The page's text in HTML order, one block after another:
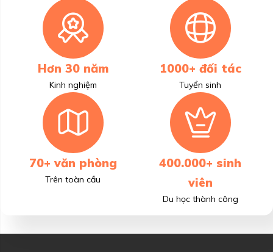
Hơn 30 năm
Kinh nghiệm
1000+ đối tác
Tuyển sinh
70+ văn phòng
Trên toàn cầu
400.000+ sinh
viên
Du học thành công